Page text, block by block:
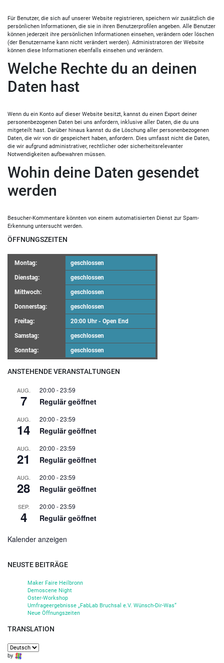
Für Benutzer, die sich auf unserer Website registrieren, speichern wir zusätzlich die
persönlichen Informationen, die sie in ihren Benutzerprofilen angeben. Alle Benutzer
können jederzeit ihre persönlichen Informationen einsehen, verändern oder löschen
(der Benutzername kann nicht verändert werden). Administratoren der Website
können diese Informationen ebenfalls einsehen und verändern.
Welche Rechte du an deinen
Daten hast
Wenn du ein Konto auf dieser Website besitzt, kannst du einen Export deiner
personenbezogenen Daten bei uns anfordern, inklusive aller Daten, die du uns
mitgeteilt hast. Darüber hinaus kannst du die Löschung aller personenbezogenen
Daten, die wir von dir gespeichert haben, anfordern. Dies umfasst nicht die Daten,
die wir aufgrund administrativer, rechtlicher oder sicherheitsrelevanter
Notwendigkeiten aufbewahren müssen.
Wohin deine Daten gesendet
werden
Besucher-Kommentare könnten von einem automatisierten Dienst zur Spam-
Erkennung untersucht werden.
ÖFFNUNGSZEITEN
Montag: geschlossen
Dienstag: geschlossen
Mittwoch: geschlossen
Donnerstag: geschlossen
Freitag: 20:00 Uhr - Open End
Samstag: geschlossen
Sonntag: geschlossen
ANSTEHENDE VERANSTALTUNGEN
AUG.
7
20:00 -23:59
Regulär geöffnet
AUG.
14
20:00 -23:59
Regulär geöffnet
AUG.
21
20:00 -23:59
Regulär geöffnet
AUG.
28
20:00 -23:59
Regulär geöffnet
SEP.
4
20:00 -23:59
Regulär geöffnet
Kalender anzeigen
NEUSTE BEITRÄGE
Maker Faire Heilbronn
Demoscene Night
Oster-Workshop
Umfrageergebnisse „FabLab Bruchsal e.V. Wünsch-Dir-Was“
Neue Öffnungszeiten
TRANSLATION
by